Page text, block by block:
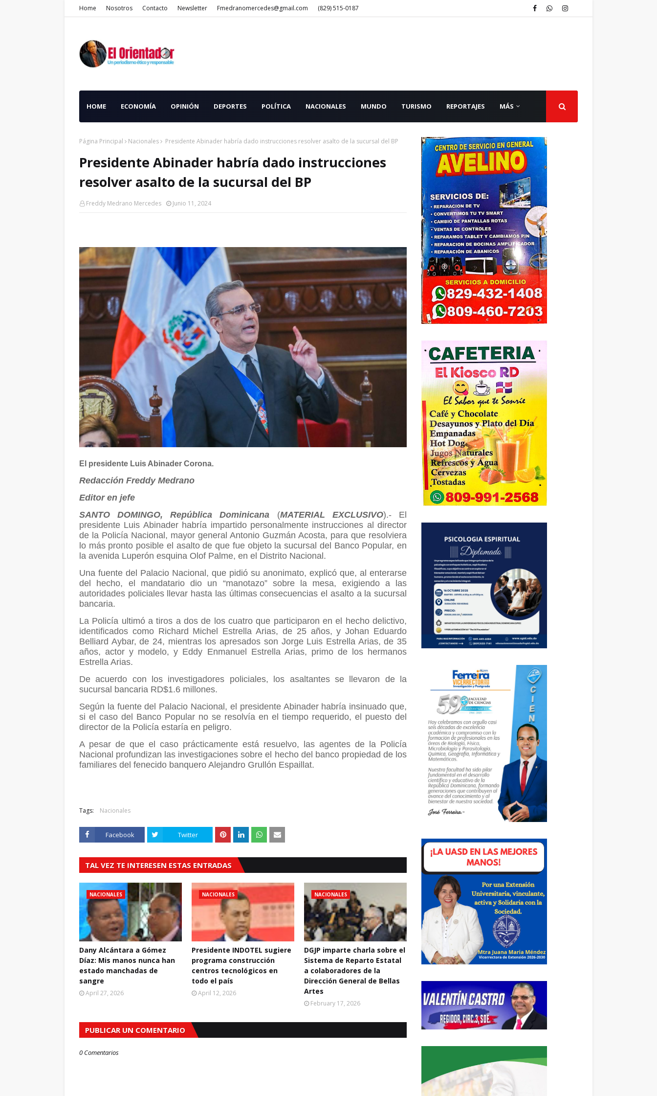
Home Nosotros Contacto Newsletter Fmedranomercedes@gmail.com (829) 515-0187
HOME ECONOMÍA OPINIÓN DEPORTES POLÍTICA NACIONALES MUNDO TURISMO REPORTAJES MÁS
Página Principal Nacionales Presidente Abinader habría dado instrucciones resolver asalto de la sucursal del BP
Presidente Abinader habría dado instrucciones
resolver asalto de la sucursal del BP
Freddy Medrano Mercedes Junio 11, 2024
El presidente Luis Abinader Corona.
Redacción Freddy Medrano
Editor en jefe
SANTO DOMINGO, República Dominicana (MATERIAL EXCLUSIVO).- El
presidente Luis Abinader habría impartido personalmente instrucciones al director
de la Policía Nacional, mayor general Antonio Guzmán Acosta, para que resolviera
lo más pronto posible el asalto de que fue objeto la sucursal del Banco Popular, en
la avenida Luperón esquina Olof Palme, en el Distrito Nacional.
Una fuente del Palacio Nacional, que pidió su anonimato, explicó que, al enterarse
del hecho, el mandatario dio un “manotazo” sobre la mesa, exigiendo a las
autoridades policiales llevar hasta las últimas consecuencias el asalto a la sucursal
bancaria.
La Policía ultimó a tiros a dos de los cuatro que participaron en el hecho delictivo,
identificados como Richard Michel Estrella Arias, de 25 años, y Johan Eduardo
Belliard Aybar, de 24, mientras los apresados son Jorge Luis Estrella Arias, de 35
años, actor y modelo, y Eddy Enmanuel Estrella Arias, primo de los hermanos
Estrella Arias.
De acuerdo con los investigadores policiales, los asaltantes se llevaron de la
sucursal bancaria RD$1.6 millones.
Según la fuente del Palacio Nacional, el presidente Abinader habría insinuado que,
si el caso del Banco Popular no se resolvía en el tiempo requerido, el puesto del
director de la Policía estaría en peligro.
A pesar de que el caso prácticamente está resuelvo, las agentes de la Policía
Nacional profundizan las investigaciones sobre el hecho del banco propiedad de los
familiares del fenecido banquero Alejandro Grullón Espaillat.
Tags: Nacionales
Facebook Twitter
TAL VEZ TE INTERESEN ESTAS ENTRADAS
NACIONALES
Dany Alcántara a Gómez
Díaz: Mis manos nunca han
estado manchadas de
sangre
April 27, 2026
NACIONALES
Presidente INDOTEL sugiere
programa construcción
centros tecnológicos en
todo el país
April 12, 2026
NACIONALES
DGJP imparte charla sobre el
Sistema de Reparto Estatal
a colaboradores de la
Dirección General de Bellas
Artes
February 17, 2026
PUBLICAR UN COMENTARIO
0 Comentarios